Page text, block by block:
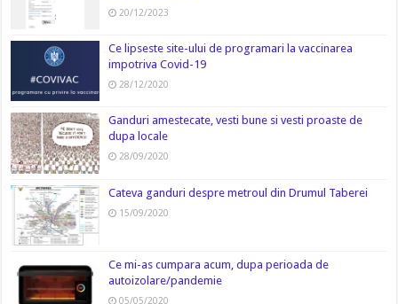
20/12/2023
Ce lipseste site-ului de programari la vaccinarea
impotriva Covid-19
28/12/2020
Ganduri amestecate, vesti bune si vesti proaste de
dupa locale
28/09/2020
Cateva ganduri despre metroul din Drumul Taberei
15/09/2020
Ce mi-as cumpara acum, dupa perioada de
autoizolare/pandemie
05/05/2020